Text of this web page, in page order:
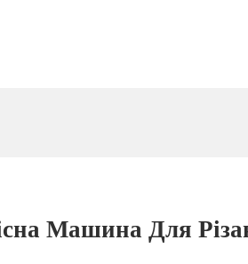
Машина Для